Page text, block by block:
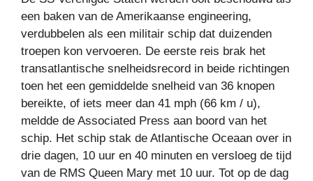
een baken van de Amerikaanse engineering,
verdubbelen als een militair schip dat duizenden
troepen kon vervoeren. De eerste reis brak het
transatlantische snelheidsrecord in beide richtingen
toen het een gemiddelde snelheid van 36 knopen
bereikte, of iets meer dan 41 mph (66 km / u),
meldde de Associated Press aan boord van het
schip. Het schip stak de Atlantische Oceaan over in
drie dagen, 10 uur en 40 minuten en versloeg de tijd
van de RMS Queen Mary met 10 uur. Tot op de dag